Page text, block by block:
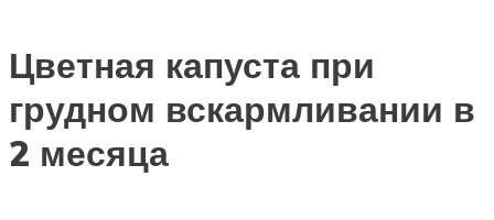
Цветная капуста при
грудном вскармливании в
2 месяца